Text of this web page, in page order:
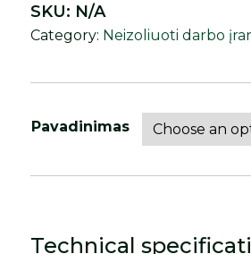
Pavadinimas
SKU: N/A
Category: Neizoliuoti darbo
Technical